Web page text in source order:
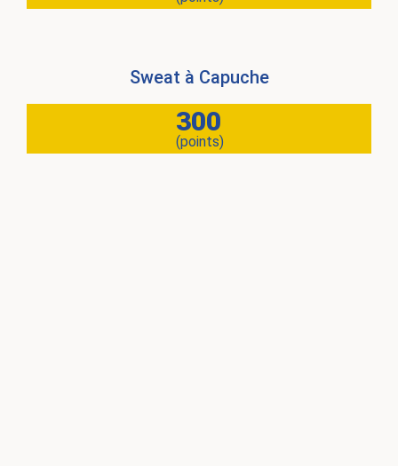
Sweat à Capuche
300
(points)